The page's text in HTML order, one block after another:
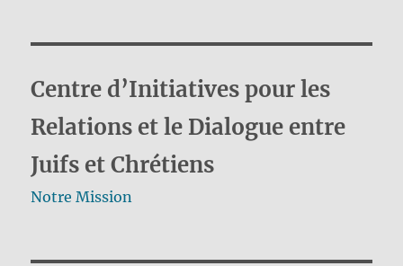
Centre d’Initiatives pour les
Relations et le Dialogue entre
Juifs et Chrétiens
Notre Mission